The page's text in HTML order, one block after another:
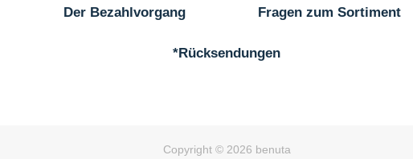
Der Bezahlvorgang Fragen zum Sortiment
*Rücksendungen
Copyright © 2026 benuta